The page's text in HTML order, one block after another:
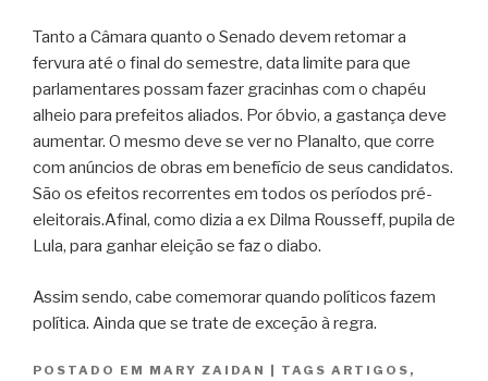
Tanto a Câmara quanto o Senado devem retomar a
fervura até o final do semestre, data limite para que
parlamentares possam fazer gracinhas com o chapéu
alheio para prefeitos aliados. Por óbvio, a gastança deve
aumentar. O mesmo deve se ver no Planalto, que corre
com anúncios de obras em benefício de seus candidatos.
São os efeitos recorrentes em todos os períodos pré-
eleitorais.Afinal, como dizia a ex Dilma Rousseff, pupila de
Lula, para ganhar eleição se faz o diabo.
Assim sendo, cabe comemorar quando políticos fazem
política. Ainda que se trate de exceção à regra.
POSTADO EM MARY ZAIDAN TAGS ARTIGOS ,